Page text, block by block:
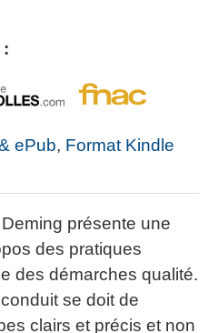
ePub, Format Kindle
présente une
des pratiques
des démarches qualité.
se doit de
clairs et précis et non